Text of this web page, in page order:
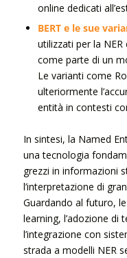
online dedicati
BERT e le sue
utilizzati per la
come parte di un
Le varianti come
ulteriormente
entità in contesti
In sintesi, la Named
una tecnologia
grezzi in informazioni
l’interpretazione di
Guardando al futuro,
learning, l’adozione di
l’integrazione con
strada a modelli NER